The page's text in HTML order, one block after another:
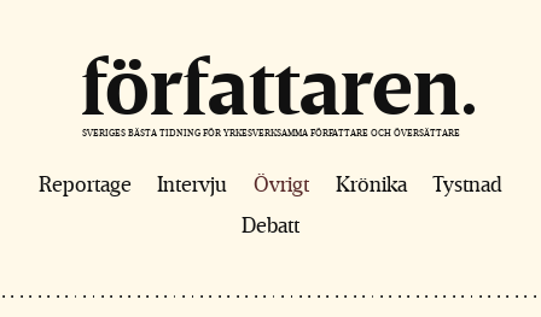
författaren
SVERIGES BÄSTA TIDNING FÖR YRKESVERKSAMMA FÖRFATTARE OCH ÖVERSÄTTARE
Reportage Intervju Övrigt Krönika
Tystnad
Debatt